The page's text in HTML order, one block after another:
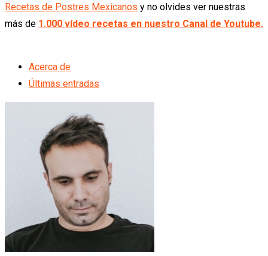
Recetas de Postres Mexicanos y no olvides ver nuestras
más de 1.000 vídeo recetas en nuestro Canal de Youtube.
Acerca de
Últimas entradas